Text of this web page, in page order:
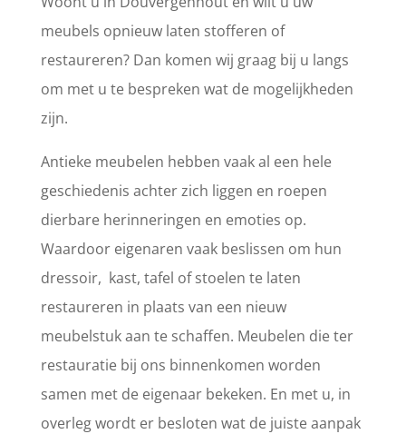
meubels opnieuw laten stofferen of
restaureren? Dan komen wij graag bij u langs
om met u te bespreken wat de mogelijkheden
zijn.
Antieke meubelen hebben vaak al een hele
geschiedenis achter zich liggen en roepen
dierbare herinneringen en emoties op.
Waardoor eigenaren vaak beslissen om hun
dressoir, kast, tafel of stoelen te laten
restaureren in plaats van een nieuw
meubelstuk aan te schaffen. Meubelen die ter
restauratie bij ons binnenkomen worden
samen met de eigenaar bekeken. En met u, in
overleg wordt er besloten wat de juiste aanpak